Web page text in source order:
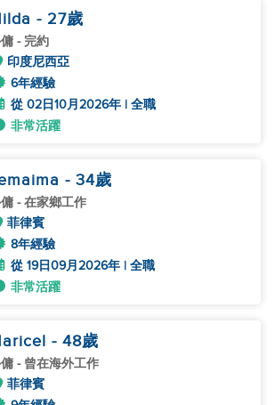
- 27歲
- 完約
印度尼西亞
6年經驗
從 02日10月2026年 | 全職
非常活躍
- 34歲
- 在家鄉工作
菲律賓
8年經驗
從 19日09月2026年 | 全職
非常活躍
- 48歲
- 曾在海外工作
菲律賓